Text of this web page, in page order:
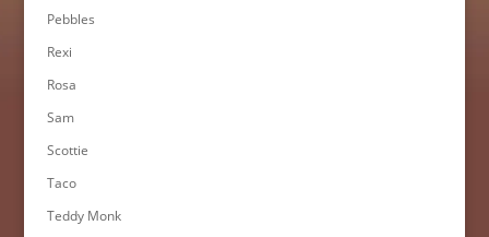
Pebbles
Rexi
Rosa
Sam
Scottie
Taco
Teddy Monk